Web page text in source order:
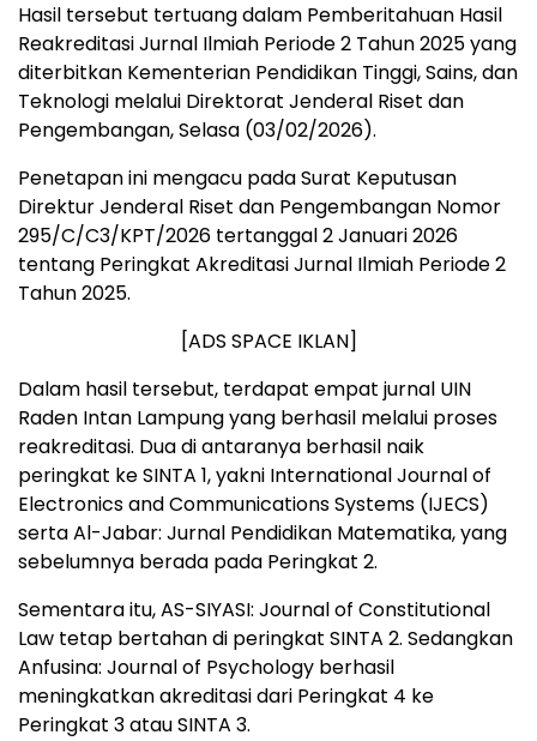
Hasil tersebut tertuang dalam Pemberitahuan Hasil
Reakreditasi Jurnal Ilmiah Periode 2 Tahun 2025 yang
diterbitkan Kementerian Pendidikan Tinggi, Sains, dan
Teknologi melalui Direktorat Jenderal Riset dan
Pengembangan, Selasa (03/02/2026).
Penetapan ini mengacu pada Surat Keputusan
Direktur Jenderal Riset dan Pengembangan Nomor
295/C/C3/KPT/2026 tertanggal 2 Januari 2026
tentang Peringkat Akreditasi Jurnal Ilmiah Periode 2
Tahun 2025.
[ADS SPACE IKLAN]
Dalam hasil tersebut, terdapat empat jurnal UIN
Raden Intan Lampung yang berhasil melalui proses
reakreditasi. Dua di antaranya berhasil naik
peringkat ke SINTA 1, yakni International Journal of
Electronics and Communications Systems (IJECS)
serta Al-Jabar: Jurnal Pendidikan Matematika, yang
sebelumnya berada pada Peringkat 2.
Sementara itu, AS-SIYASI: Journal of Constitutional
Law tetap bertahan di peringkat SINTA 2. Sedangkan
Anfusina: Journal of Psychology berhasil
meningkatkan akreditasi dari Peringkat 4 ke
Peringkat 3 atau SINTA 3.